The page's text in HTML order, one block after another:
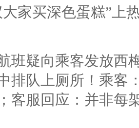
大家买深色蛋糕”上
班疑向乘客发放西
排队上厕所！乘客
客服回应：并非每